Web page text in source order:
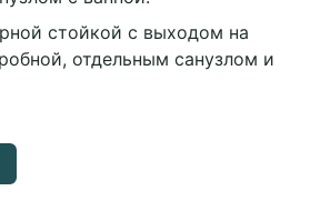
стойкой с выходом на
отдельным санузлом и